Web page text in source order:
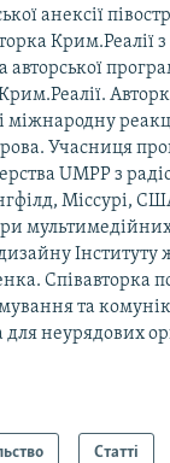
анексії
Крим.Реалії з
авторської
міжнародну
Учасниця
UMPP з
Міссурі,
мультимедійних
Співавторка
та
для неурядових
Статті